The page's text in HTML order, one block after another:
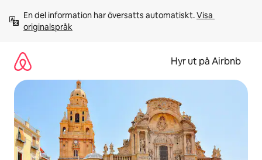
innehåll
En del information har översatts automatiskt. Visa
originalspråk
Hyr ut på Airbnb